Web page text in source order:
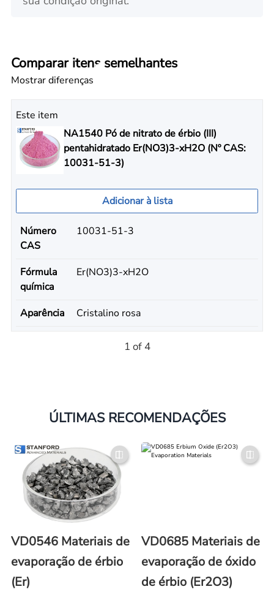
Comparar itens semelhantes
Mostrar diferenças
Este item
NA1540 Pó de nitrato de érbio (III)
pentahidratado Er(NO3)3-xH2O (Nº CAS:
10031-51-3)
Adicionar à lista
Número
CAS
10031-51-3
Fórmula
química
Er(NO3)3-xH2O
Aparência Cristalino rosa
1 of 4
ÚLTIMAS RECOMENDAÇÕES
VD0546 Materiais de
evaporação de érbio
(Er)
VD0685 Materiais de
evaporação de óxido
de érbio (Er2O3)